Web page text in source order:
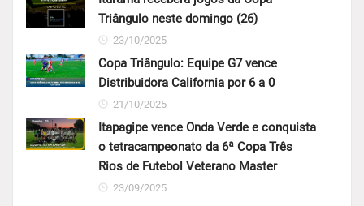
Triângulo neste domingo (26)
23/10/2025
Copa Triângulo: Equipe G7 vence
Distribuidora California por 6 a 0
21/10/2025
Itapagipe vence Onda Verde e conquista
o tetracampeonato da 6ª Copa Três
Rios de Futebol Veterano Master
23/09/2025